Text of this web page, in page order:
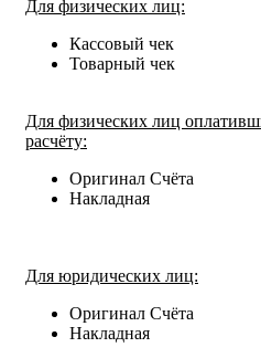
Для физических лиц:
Кассовый чек
Товарный чек
Для физических лиц
расчёту:
Оригинал Счёта
Накладная
Для юридических лиц:
Оригинал Счёта
Накладная